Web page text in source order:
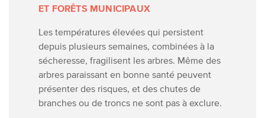
ET FORÊTS MUNICIPAUX
Les températures élevées qui persistent
depuis plusieurs semaines, combinées à la
sécheresse, fragilisent les arbres. Même des
arbres paraissant en bonne santé peuvent
présenter des risques, et des chutes de
branches ou de troncs ne sont pas à exclure.